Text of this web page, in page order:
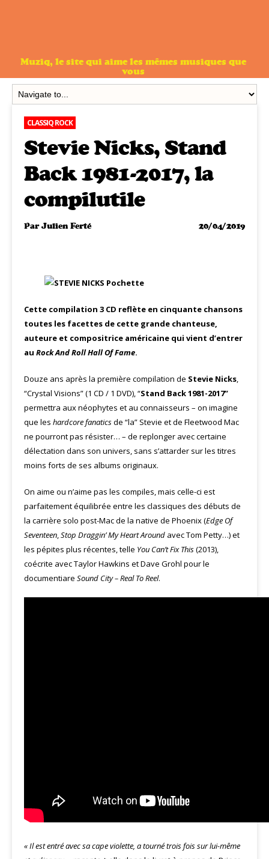
Muziq, le site qui aime les mêmes musiques que
vous
CLASSIQ ROCK
Stevie Nicks, Stand
Back 1981-2017, la
compilutile
ParJulien Ferté 20/04/2019
Cette compilation 3 CD reflète en cinquante chansons
toutes les facettes de cette grande chanteuse,
auteure et compositrice américaine qui vient d’entrer
au Rock And Roll Hall Of Fame.
Douze ans après la première compilation de Stevie Nicks,
“Crystal Visions” (1 CD / 1 DVD), “Stand Back 1981-2017”
permettra aux néophytes et au connaisseurs – on imagine
que les hardcore fanaticsde “la” Stevie et de Fleetwood Mac
ne pourront pas résister… – de replonger avec certaine
délectation dans son univers, sans s’attarder sur les titres
moins forts de ses albums originaux.
On aime ou n’aime pas les compiles, mais celle-ci est
parfaitement équilibrée entre les classiques des débuts de
la carrière solo post-Mac de la native de Phoenix (Edge Of
Seventeen,Stop Draggin’ My Heart Around avec Tom Petty…) et
les pépites plus récentes, telle You Can’t Fix This(2013),
coécrite avec Taylor Hawkins et Dave Grohl pour le
documentiare Sound City – Real To Reel.
« Il est entré avec sa cape violette, a tourné trois fois sur lui-même